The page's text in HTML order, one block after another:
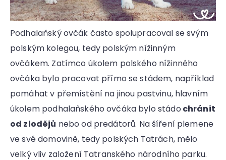
Podhalaňský ovčák často spolupracoval se svým
polským kolegou, tedy polským nížinným
ovčákem. Zatímco úkolem polského nížinného
ovčáka bylo pracovat přímo se stádem, například
pomáhat v přemístění na jinou pastvinu, hlavním
úkolem podhalaňského ovčáka bylo stádo chránit
od zlodějů nebo od predátorů. Na šíření plemene
ve své domovině, tedy polských Tatrách, mělo
velký vliv založení Tatranského národního parku.